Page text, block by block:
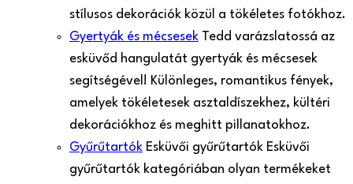
stílusos dekorációk közül a tökéletes fotókhoz.
Gyertyák és mécsesek Tedd varázslatossá az
esküvőd hangulatát gyertyák és mécsesek
segítségével! Különleges, romantikus fények,
amelyek tökéletesek asztaldíszekhez, kültéri
dekorációkhoz és meghitt pillanatokhoz.
Gyűrűtartók Esküvői gyűrűtartók Esküvői
gyűrűtartók kategóriában olyan termékeket